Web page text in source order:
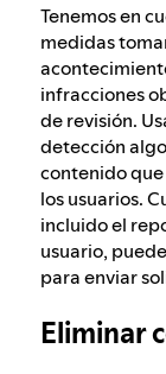
Tenemos en
medidas
infracciones
de revisión.
detección
contenido
los usuarios.
incluido el
usuario,
para enviar
Eliminar